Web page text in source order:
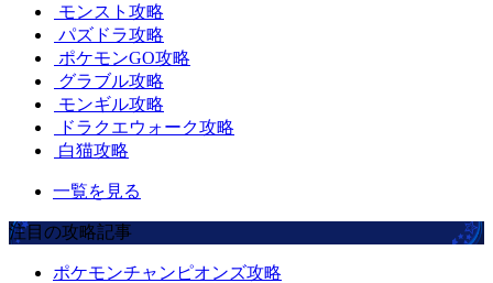
モンスト攻略
パズドラ攻略
ポケモンGO攻略
グラブル攻略
モンギル攻略
ドラクエウォーク攻略
白猫攻略
一覧を見る
注目の攻略記事
ポケモンチャンピオンズ攻略